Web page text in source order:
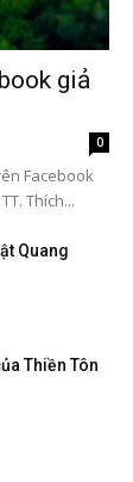
giả
0
Facebook
Thích...
Quang
Thiền Tôn